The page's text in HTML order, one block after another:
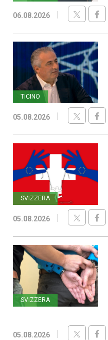
06.08.2026
TICINO
05.08.2026
SVIZZERA
05.08.2026
SVIZZERA
05.08.2026